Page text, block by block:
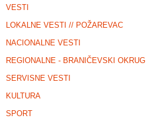
VESTI
LOKALNE VESTI // POŽAREVAC
NACIONALNE VESTI
REGIONALNE - BRANIČEVSKI OKRUG
SERVISNE VESTI
KULTURA
SPORT